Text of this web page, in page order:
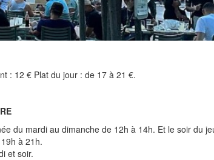
: 12 € Plat du jour : de 17 à 21 €.
du mardi au dimanche de 12h à 14h. Et le soir du
à 21h.
et soir.